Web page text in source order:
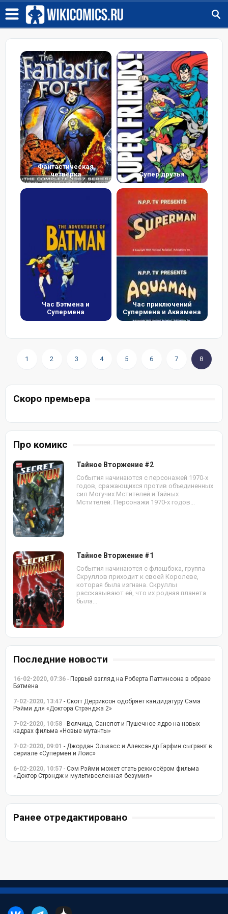
Фантастическая
четвёрка
Супер друзья
Час Бэтмена и
Супермена
Час приключений
Супермена и Аквамена
1 2 3 4 5 6 7 8
Скоро премьера
Про комикс
Тайное Вторжение #2
События начинаются с персонажей 1970-х
годов, сражающихся против объединенных
сил Могучих Мстителей и Тайных
Мстителей. Персонажи 1970-х годов...
Тайное Вторжение #1
События начинаются с флэшбэка, группа
Скруллов приходит к своей Королеве,
которая была изгнана. Скруллы
рассказывают ей, что их родная планета
была...
Последние новости
16-02-2020, 07:36 - Первый взгляд на Роберта Паттинсона в образе
Бэтмена
7-02-2020, 13:47 - Скотт Дерриксон одобряет кандидатуру Сэма
Рэйми для «Доктора Стрэнджа 2»
7-02-2020, 10:58 - Волчица, Санспот и Пушечное ядро на новых
кадрах фильма «Новые мутанты»
7-02-2020, 09:01 - Джордан Эльзасс и Александр Гарфин сыграют в
сериале «Супермен и Лоис»
6-02-2020, 10:57 - Сэм Рэйми может стать режиссёром фильма
«Доктор Стрэндж и мультивселенная безумия»
Ранее отредактировано